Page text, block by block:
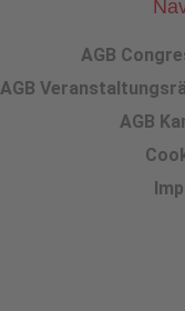
AGB
AGB
AGB